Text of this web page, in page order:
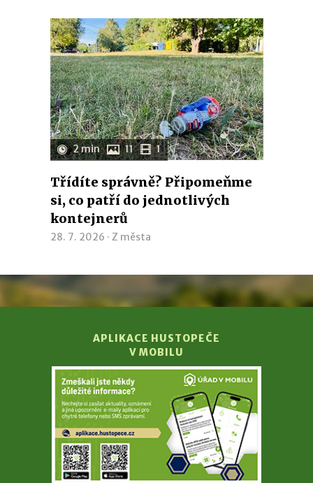
2 min 11 1
Třídíte správně? Připomeňme
si, co patří do jednotlivých
kontejnerů
28. 7. 2026 · Z města
APLIKACE HUSTOPEČE
V MOBILU